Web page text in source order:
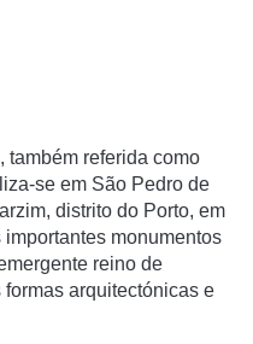
, também referida como
se em São Pedro de
distrito do Porto, em
monumentos
reino de
arquitectónicas e